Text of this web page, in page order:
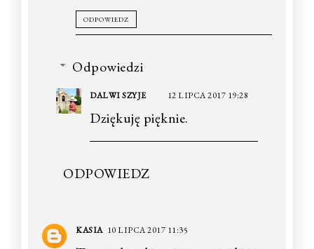
ODPOWIEDZ
Odpowiedzi
DALWI SZYJE 12 LIPCA 2017 19:28
Dziękuję pięknie.
ODPOWIEDZ
KASIA 10 LIPCA 2017 11:35